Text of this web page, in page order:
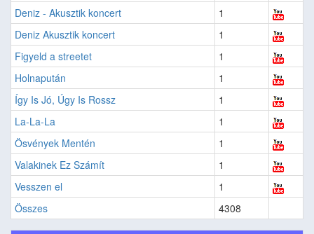
Deniz - Akusztik koncert
1
Deniz Akusztik koncert
1
Figyeld a streetet
1
Holnapután
1
Így Is Jó, Úgy Is Rossz
1
La-La-La
1
Ösvények Mentén
1
Valakinek Ez Számít
1
Vesszen el
1
Összes
4308